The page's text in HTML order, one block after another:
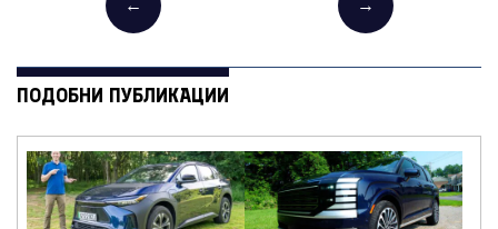
← →
ПОДОБНИ ПУБЛИКАЦИИ